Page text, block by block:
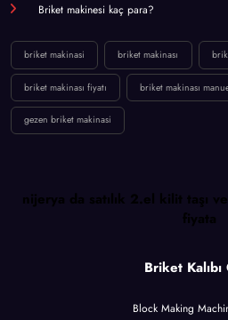
Briket makinesi kaç para?
briket makinasi briket makinası
briket makinası fiyatı briket makinası
gezen briket makinasi
nijerya da satılık 2.el kilit taşı
fiyata
Briket Kalıbı
Block Making